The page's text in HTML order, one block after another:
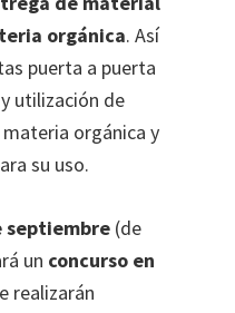
orgánica. Así
puerta a puerta
utilización de
orgánica y
su uso.
septiembre (de
un concurso en
realizarán